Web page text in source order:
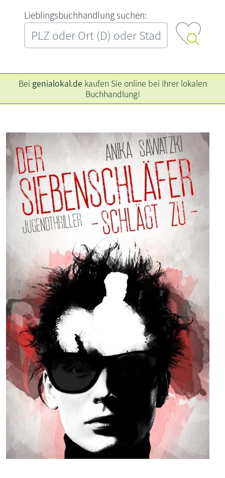
L‍i‍e‍b‍l‍i‍n‍g‍s‍b‍u‍c‍h‍h‍a‍n‍d‍l‍u‍n‍g‍ ‍s‍u‍c‍h‍e‍n‍:‍
Bei genialokal.de kaufen Sie online bei Ihrer lokalen
Buchhandlung!